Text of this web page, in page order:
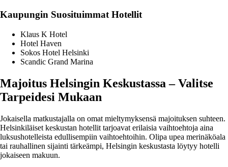
Kaupungin Suosituimmat Hotellit
Klaus K Hotel
Hotel Haven
Sokos Hotel Helsinki
Scandic Grand Marina
Majoitus Helsingin Keskustassa – Valitse
Tarpeidesi Mukaan
Jokaisella matkustajalla on omat mieltymyksensä majoituksen suhteen.
Helsinkiläiset keskustan hotellit tarjoavat erilaisia vaihtoehtoja aina
luksushotelleista edullisempiin vaihtoehtoihin. Olipa upea merinäköala
tai rauhallinen sijainti tärkeämpi, Helsingin keskustasta löytyy hotelli
jokaiseen makuun.